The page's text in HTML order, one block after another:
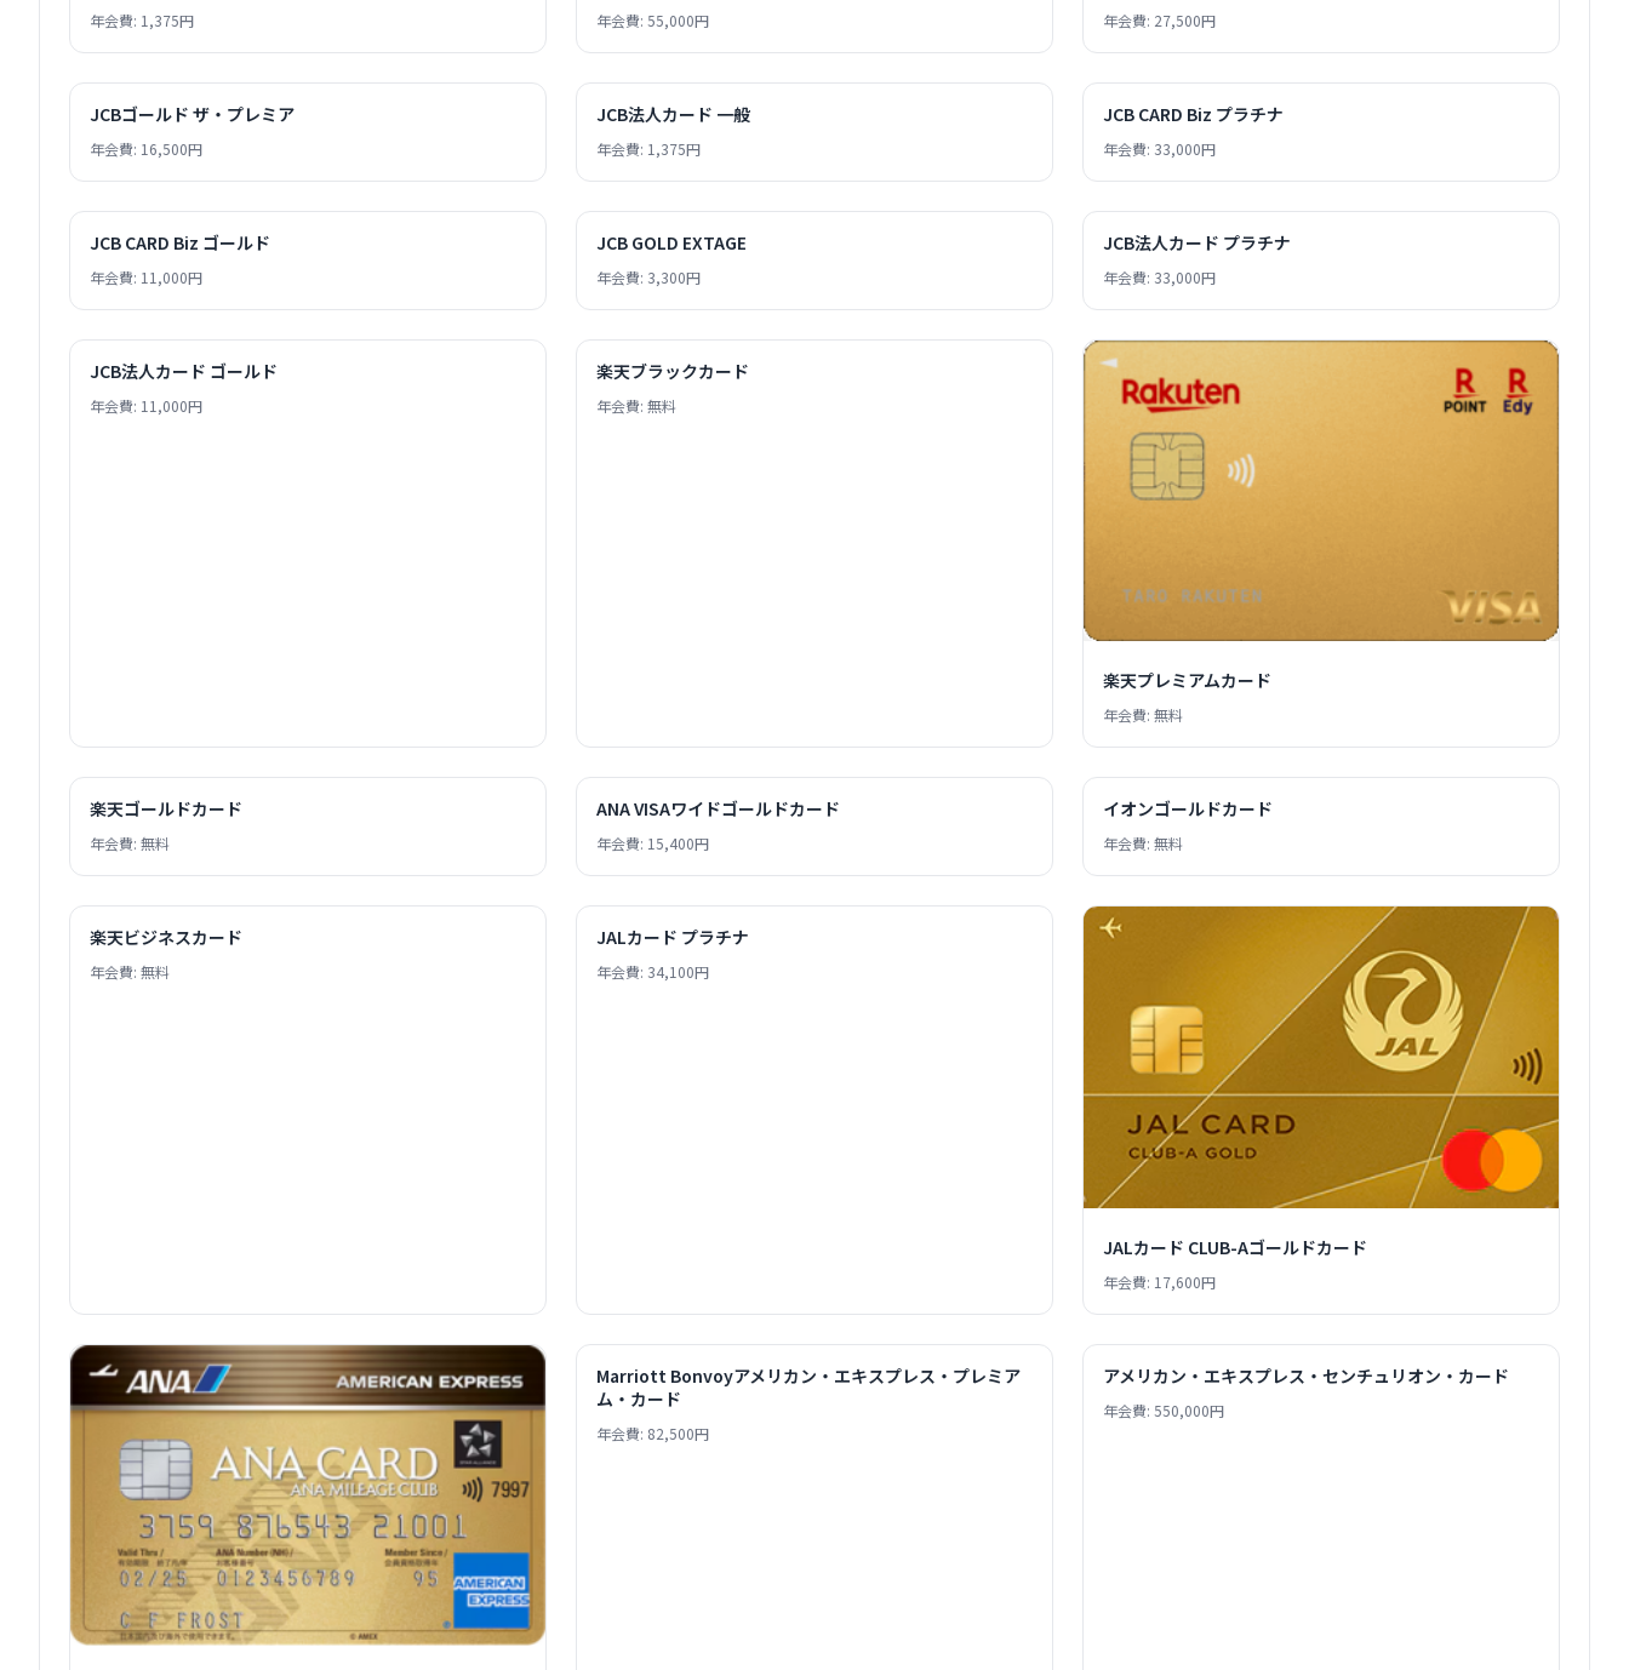
年会費: 1,375円 年会費: 55,000円 年会費: 27,500円
JCBゴールド ザ・プレミア
年会費: 16,500円
JCB法人カード 一般
年会費: 1,375円
JCB CARD Biz プラチナ
年会費: 33,000円
JCB CARD Biz ゴールド
年会費: 11,000円
JCB GOLD EXTAGE
年会費: 3,300円
JCB法人カード プラチナ
年会費: 33,000円
JCB法人カード ゴールド
年会費: 11,000円
楽天ブラックカード
年会費: 無料
楽天プレミアムカード
年会費: 無料
楽天ゴールドカード
年会費: 無料
ANA VISAワイドゴールドカード
年会費: 15,400円
イオンゴールドカード
年会費: 無料
楽天ビジネスカード
年会費: 無料
JALカード プラチナ
年会費: 34,100円
JALカード CLUB-Aゴールドカード
年会費: 17,600円
Marriott Bonvoyアメリカン・エキスプレス・プレミア
ム・カード
年会費: 82,500円
アメリカン・エキスプレス・センチュリオン・カード
年会費: 550,000円